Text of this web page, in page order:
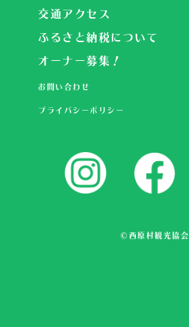
交通アクセス
ふるさと納税について
オーナー募集！
お問い合わせ
プライバシーポリシー
©西原村観光協会